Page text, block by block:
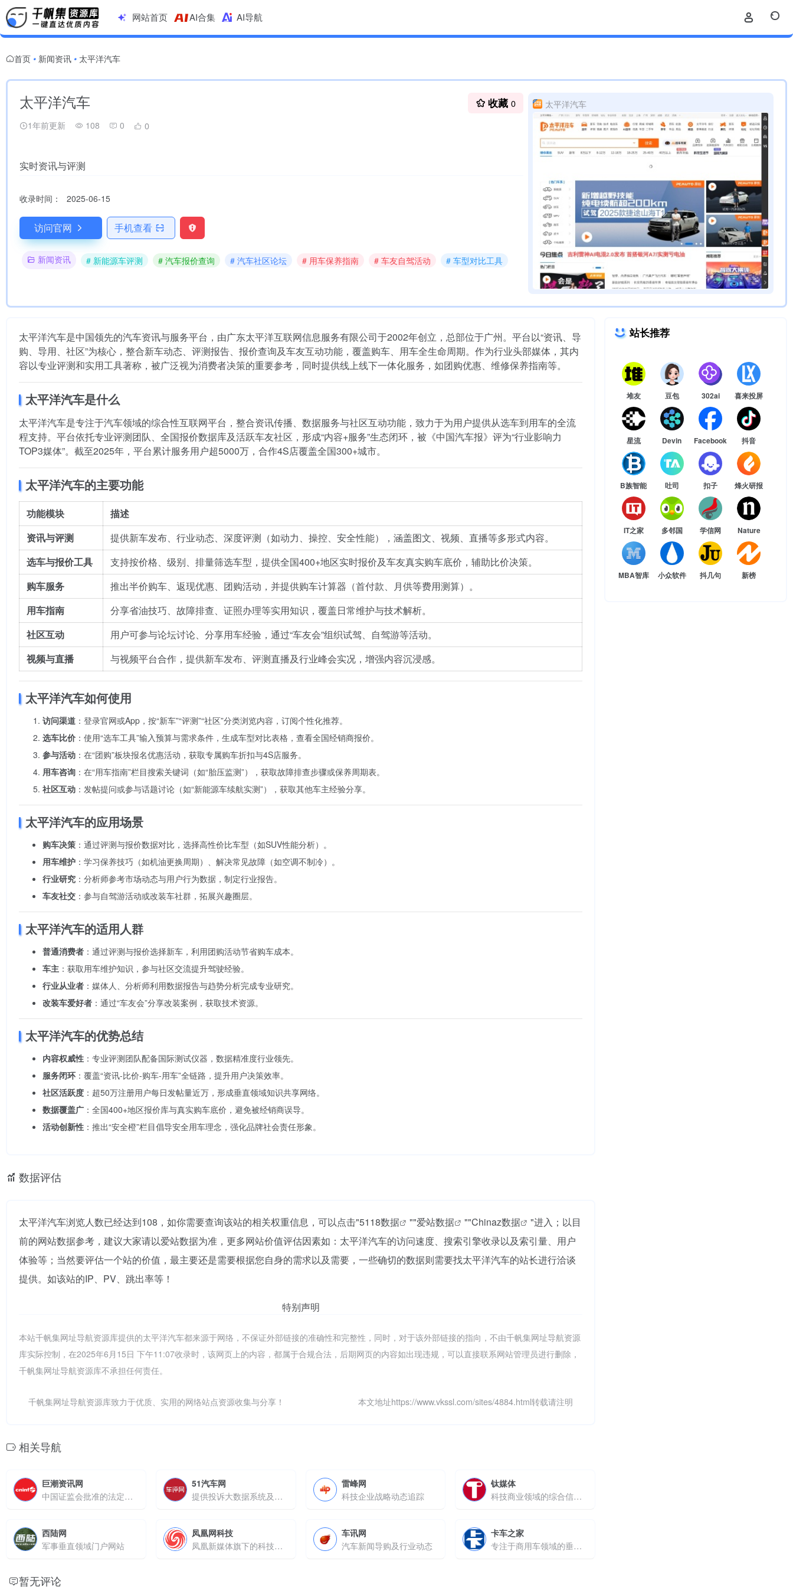
网站首页 AI合集 AI导航
首页 • 新闻资讯 • 太平洋汽车
太平洋汽车
1年前更新 108 0 0
收藏 0
实时资讯与评测
收录时间： 2025-06-15
访问官网 手机查看
新闻资讯 # 新能源车评测 # 汽车报价查询 # 汽车社区论坛 # 用车保养指南 # 车友自驾活动 # 车型对比工具
太平洋汽车
太平洋汽车是中国领先的汽车资讯与服务平台，由广东太平洋互联网信息服务有限公司于2002年创立，总部位于广州。平台以“资讯、导
购、导用、社区”为核心，整合新车动态、评测报告、报价查询及车友互动功能，覆盖购车、用车全生命周期。作为行业头部媒体，其内
容以专业评测和实用工具著称，被广泛视为消费者决策的重要参考，同时提供线上线下一体化服务，如团购优惠、维修保养指南等。
太平洋汽车是什么
太平洋汽车是专注于汽车领域的综合性互联网平台，整合资讯传播、数据服务与社区互动功能，致力于为用户提供从选车到用车的全流
程支持。平台依托专业评测团队、全国报价数据库及活跃车友社区，形成“内容+服务”生态闭环，被《中国汽车报》评为“行业影响力
TOP3媒体”。截至2025年，平台累计服务用户超5000万，合作4S店覆盖全国300+城市。
太平洋汽车的主要功能
功能模块
描述
资讯与评测
提供新车发布、行业动态、深度评测（如动力、操控、安全性能），涵盖图文、视频、直播等多形式内容。
选车与报价工具
支持按价格、级别、排量筛选车型，提供全国400+地区实时报价及车友真实购车底价，辅助比价决策。
购车服务
推出半价购车、返现优惠、团购活动，并提供购车计算器（首付款、月供等费用测算）。
用车指南
分享省油技巧、故障排查、证照办理等实用知识，覆盖日常维护与技术解析。
社区互动
用户可参与论坛讨论、分享用车经验，通过“车友会”组织试驾、自驾游等活动。
视频与直播
与视频平台合作，提供新车发布、评测直播及行业峰会实况，增强内容沉浸感。
太平洋汽车如何使用
访问渠道 ：登录官网或App，按“新车”“评测”“社区”分类浏览内容，订阅个性化推荐。
选车比价 ：使用“选车工具”输入预算与需求条件，生成车型对比表格，查看全国经销商报价。
参与活动 ：在“团购”板块报名优惠活动，获取专属购车折扣与4S店服务。
用车咨询 ：在“用车指南”栏目搜索关键词（如“胎压监测”），获取故障排查步骤或保养周期表。
社区互动 ：发帖提问或参与话题讨论（如“新能源车续航实测”），获取其他车主经验分享。
太平洋汽车的应用场景
购车决策 ：通过评测与报价数据对比，选择高性价比车型（如SUV性能分析）。
用车维护 ：学习保养技巧（如机油更换周期）、解决常见故障（如空调不制冷）。
行业研究 ：分析师参考市场动态与用户行为数据，制定行业报告。
车友社交 ：参与自驾游活动或改装车社群，拓展兴趣圈层。
太平洋汽车的适用人群
普通消费者 ：通过评测与报价选择新车，利用团购活动节省购车成本。
车主 ：获取用车维护知识，参与社区交流提升驾驶经验。
行业从业者 ：媒体人、分析师利用数据报告与趋势分析完成专业研究。
改装车爱好者 ：通过“车友会”分享改装案例，获取技术资源。
太平洋汽车的优势总结
内容权威性 ：专业评测团队配备国际测试仪器，数据精准度行业领先。
服务闭环 ：覆盖“资讯-比价-购车-用车”全链路，提升用户决策效率。
社区活跃度 ：超50万注册用户每日发帖量近万，形成垂直领域知识共享网络。
数据覆盖广 ：全国400+地区报价库与真实购车底价，避免被经销商误导。
活动创新性 ：推出“安全橙”栏目倡导安全用车理念，强化品牌社会责任形象。
数据评估
太平洋汽车浏览人数已经达到108，如你需要查询该站的相关权重信息，可以点击"5118数据 ""爱站数据 ""Chinaz数据
"进入；以目
前的网站数据参考，建议大家请以爱站数据为准，更多网站价值评估因素如：太平洋汽车的访问速度、搜索引擎收录以及索引量、用户
体验等；当然要评估一个站的价值，最主要还是需要根据您自身的需求以及需要，一些确切的数据则需要找太平洋汽车的站长进行洽谈
提供。如该站的IP、PV、跳出率等！
特别声明
本站千帆集网址导航资源库提供的太平洋汽车都来源于网络，不保证外部链接的准确性和完整性，同时，对于该外部链接的指向，不由千帆集网址导航资源
库实际控制，在2025年6月15日 下午11:07收录时，该网页上的内容，都属于合规合法，后期网页的内容如出现违规，可以直接联系网站管理员进行删除，
千帆集网址导航资源库不承担任何责任。
千帆集网址导航资源库致力于优质、实用的网络站点资源收集与分享！ 本文地址https://www.vkssl.com/sites/4884.html转载请注明
相关导航
巨潮资讯网
中国证监会批准的法定信息披露网站
51汽车网
提供投诉大数据系统及车型对比
雷峰网
科技企业战略动态追踪
钛媒体
科技商业领域的综合信息服务平台
西陆网
军事垂直领域门户网站
凤凰网科技
凤凰新媒体旗下的科技资讯平台
车讯网
汽车新闻导购及行业动态
卡车之家
专注于商用车领域的垂直服务平台
暂无评论
站长推荐
堆友 豆包 302ai 喜来投屏
星流 Devin Facebook 抖音
B族智能 吐司 扣子 烽火研报
IT之家 多邻国 学信网 Nature
MBA智库 小众软件 抖几句 新榜